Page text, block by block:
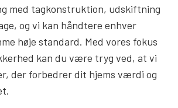
med tagkonstruktion, udskiftning
og vi kan håndtere enhver
høje standard. Med vores fokus
kan du være tryg ved, at vi
der forbedrer dit hjems værdi og